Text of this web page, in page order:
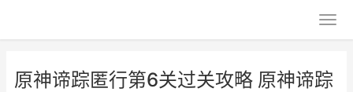
原神谛踪匿行第6关过关攻略 原神谛踪